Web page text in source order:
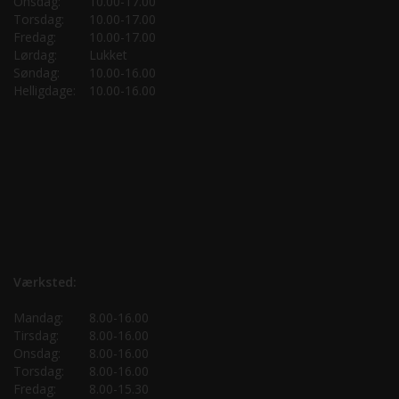
Torsdag:
10.00-17.00
Fredag:
10.00-17.00
Lørdag:
Lukket
Søndag:
10.00-16.00
Helligdage:
10.00-16.00
Værksted:
Mandag:
8.00-16.00
Tirsdag:
8.00-16.00
Onsdag:
8.00-16.00
Torsdag:
8.00-16.00
Fredag:
8.00-15.30